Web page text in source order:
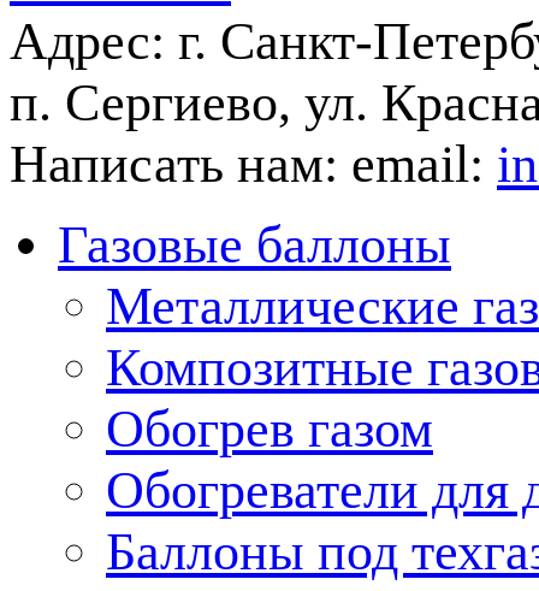
Адрес: г. Санкт-
п. Сергиево, ул.
Написать нам: email:
Газовые баллоны
Металлические
Композитные
Обогрев газом
Обогреватели для
Баллоны под